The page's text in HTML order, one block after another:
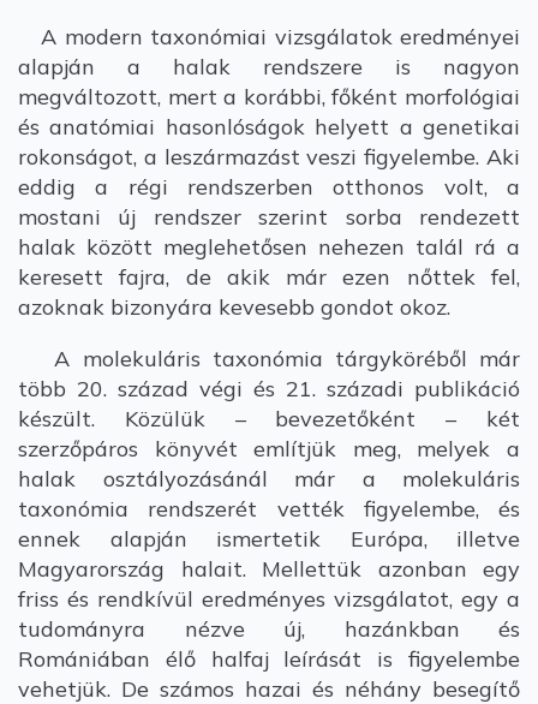
A modern taxonómiai vizsgálatok eredményei
alapján a halak rendszere is nagyon
megváltozott, mert a korábbi, főként morfológiai
és anatómiai hasonlóságok helyett a genetikai
rokonságot, a leszármazást veszi figyelembe. Aki
eddig a régi rendszerben otthonos volt, a
mostani új rendszer szerint sorba rendezett
halak között meglehetősen nehezen talál rá a
keresett fajra, de akik már ezen nőttek fel,
azoknak bizonyára kevesebb gondot okoz.
A molekuláris taxonómia tárgyköréből már
több 20. század végi és 21. századi publikáció
készült. Közülük – bevezetőként – két
szerzőpáros könyvét említjük meg, melyek a
halak osztályozásánál már a molekuláris
taxonómia rendszerét vették figyelembe, és
ennek alapján ismertetik Európa, illetve
Magyarország halait. Mellettük azonban egy
friss és rendkívül eredményes vizsgálatot, egy a
tudományra nézve új, hazánkban és
Romániában élő halfaj leírását is figyelembe
vehetjük. De számos hazai és néhány besegítő